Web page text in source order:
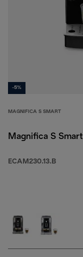
-5%
MAGNIFICA S SMART
Magnifica S Smart
ECAM230.13.B